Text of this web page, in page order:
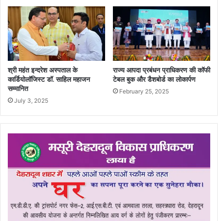
श्री महंत इन्दरेश अस्पताल के
कार्डियोलॉजिस्ट डॉ. साहिल महाजन
सम्मानित
July 3, 2025
राज्य आपदा प्रबंधन प्राधिकरण की कॉफी
टेबल बुक और डैशबोर्ड का लोकार्पण
February 25, 2025